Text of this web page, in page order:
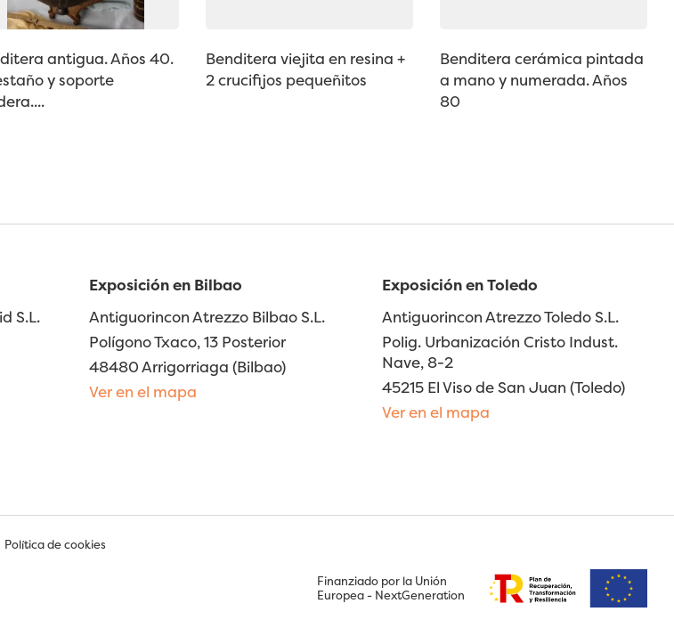
antigua. Años 40.
y soporte
Benditera viejita en resina +
2 crucifijos pequeñitos
Benditera cerámica pintada
a mano y numerada. Años
80
S.L.
Exposición en Bilbao
Antiguorincon Atrezzo Bilbao S.L.
Polígono Txaco, 13 Posterior
48480 Arrigorriaga (Bilbao)
Ver en el mapa
Exposición en Toledo
Antiguorincon Atrezzo Toledo S.L.
Polig. Urbanización Cristo Indust.
Nave, 8-2
45215 El Viso de San Juan (Toledo)
Ver en el mapa
Política de cookies
Finanziado por la Unión
Europea - NextGeneration